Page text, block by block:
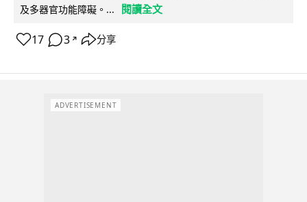
及多器官功能障礙。...
閱讀全文
17 3 ↗ 分享
ADVERTISEMENT